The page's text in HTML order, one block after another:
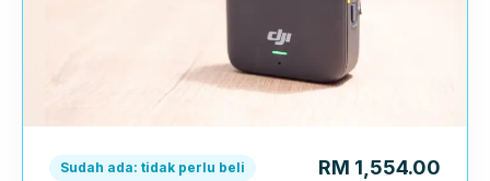
Sudah ada: tidak perlu beli RM 1,554.00